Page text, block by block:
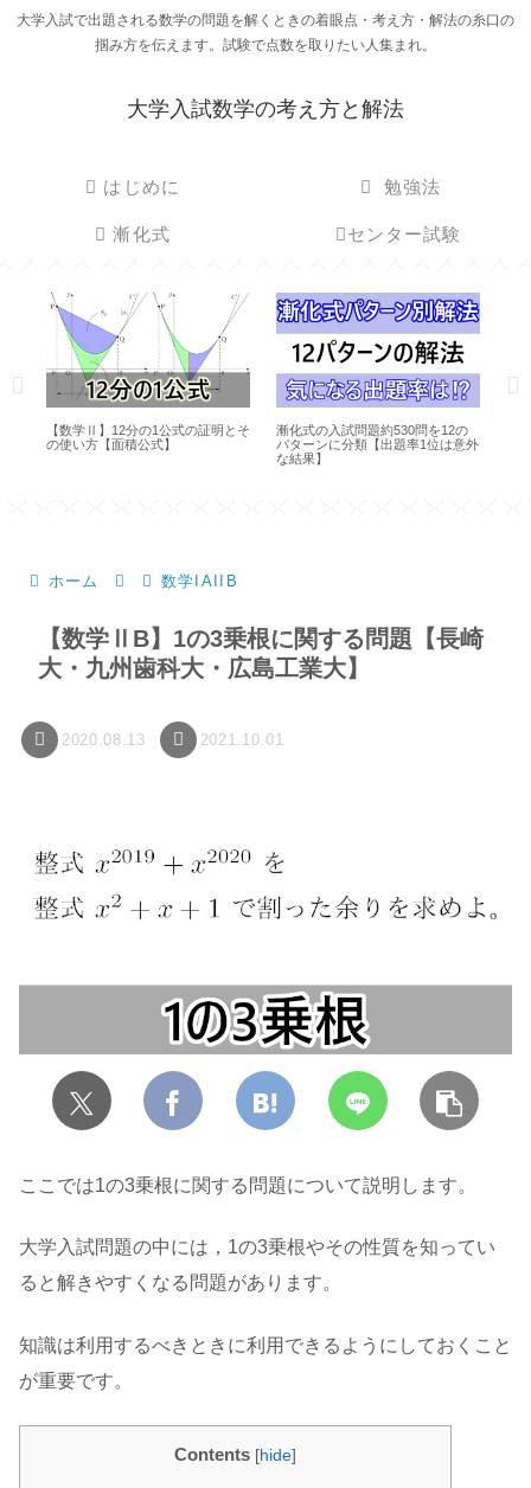
大学入試で出題される数学の問題を解くときの着眼点・考え方・解法の糸口の
掴み方を伝えます。試験で点数を取りたい人集まれ。
大学入試数学の考え方と解法
はじめに 勉強法
漸化式 センター試験
【数学Ⅱ】12分の1公式の証明とそ
の使い方【面積公式】
漸化式の入試問題約530問を12の
パターンに分類【出題率1位は意外
な結果】
ホーム 数学IAIIB
【数学ⅡB】1の3乗根に関する問題【長崎
大・九州歯科大・広島工業大】
2020.08.13 2021.10.01
ここでは1の3乗根に関する問題について説明します。
大学入試問題の中には，1の3乗根やその性質を知ってい
ると解きやすくなる問題があります。
知識は利用するべきときに利用できるようにしておくこと
が重要です。
Contents [hide]